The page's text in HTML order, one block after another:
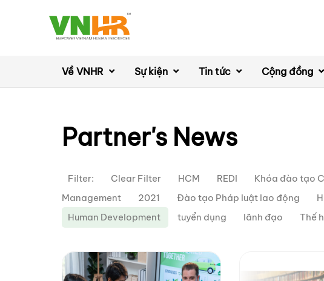
Về VNHR Sự kiện Tin tức Cộng đồng
Partner's News
Filter: Clear Filter HCM REDI Khóa đào tạo
Management
2021 Đào tạo Pháp luật lao động
Human Development
tuyển dụng lãnh đạo Thế